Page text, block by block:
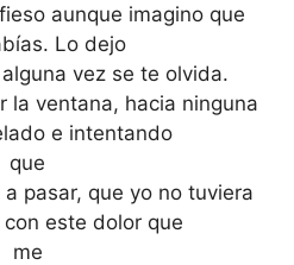
aunque imagino que
Lo dejo
vez se te olvida.
la ventana, hacia ninguna
e intentando
que
pasar, que yo no tuviera
este dolor que
me